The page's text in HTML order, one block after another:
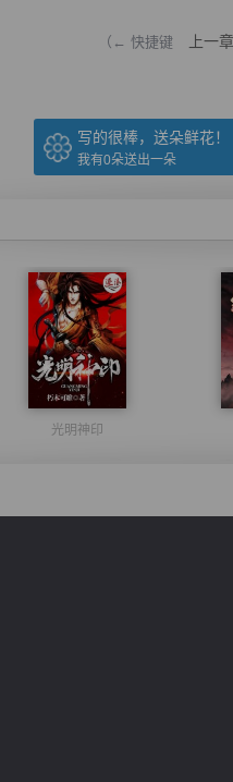
（← 快捷键 上一章
写的很棒，送朵鲜花！
我有0朵送出一朵
光明神印